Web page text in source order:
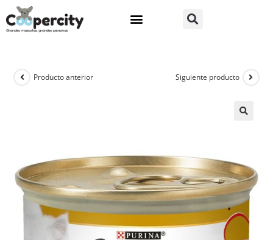
Producto anterior Siguiente producto